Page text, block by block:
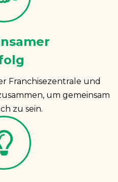
Franchisezentrale und
um gemeinsam
zu sein.